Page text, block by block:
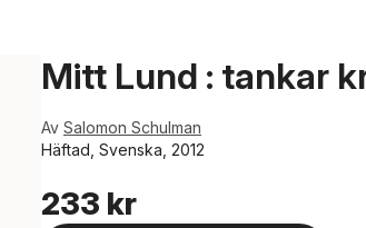
Mitt Lund : tankar
Av Salomon Schulman
Häftad, Svenska, 2012
233 kr